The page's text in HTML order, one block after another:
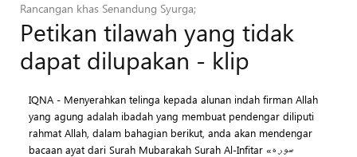
Rancangan khas Senandung Syurga;
Petikan tilawah yang tidak
dapat dilupakan - klip
IQNA - Menyerahkan telinga kepada alunan indah firman Allah
yang agung adalah ibadah yang membuat pendengar diliputi
rahmat Allah, dalam bahagian berikut, anda akan mendengar
bacaan ayat dari Surah Mubarakah Surah Al-Infitar «سوره